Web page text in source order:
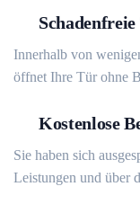
Innerhalb von
öffnet Ihre Tür ohne
Kostenlose
Sie haben sich
Leistungen und über